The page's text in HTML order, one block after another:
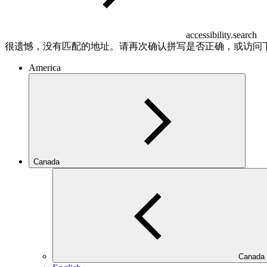
accessibility.search
很遗憾，没有匹配的地址。请再次确认拼写是否正确，或访问
America
Canada
Canada